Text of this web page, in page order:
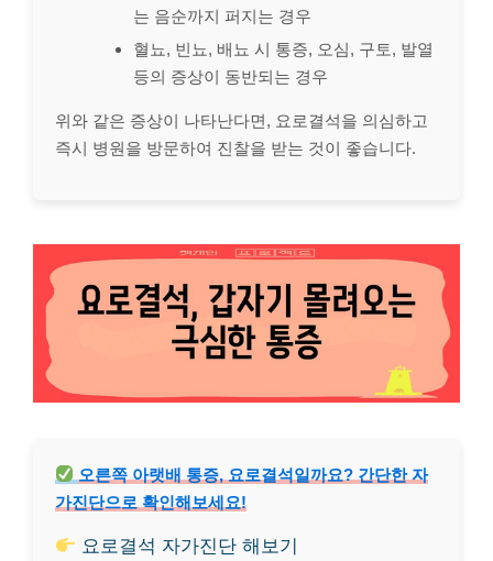
는 음순까지 퍼지는 경우
혈뇨, 빈뇨, 배뇨 시 통증, 오심, 구토, 발열
등의 증상이 동반되는 경우
위와 같은 증상이 나타난다면, 요로결석을 의심하고
즉시 병원을 방문하여 진찰을 받는 것이 좋습니다.
오른쪽 아랫배 통증, 요로결석일까요? 간단한 자
가진단으로 확인해보세요!
요로결석 자가진단 해보기